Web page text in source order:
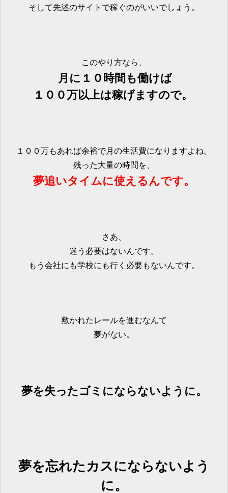
そして先述のサイトで稼ぐのがいいでしょう。
このやり方なら、
月に１０時間も働けば
１００万以上は稼げますので。
１００万もあれば余裕で月の生活費になりますよね。
残った大量の時間を、
夢追いタイムに使えるんです。
さあ、
迷う必要はないんです。
もう会社にも学校にも行く必要もないんです。
敷かれたレールを進むなんて
夢がない。
夢を失ったゴミにならないように。
夢を忘れたカスにならないよう
に。